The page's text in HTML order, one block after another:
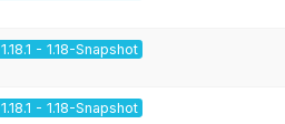
1.18.1 - 1.18-Snapshot
1.18.1 - 1.18-Snapshot